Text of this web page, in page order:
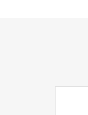
בעלת מאפיינים
המודרניים הראשונים
לייסוד בית הספר הזה
המקומית ששאפו
שנמנו עם חוגים
הקצרים של המוסד
לראות בו עדות